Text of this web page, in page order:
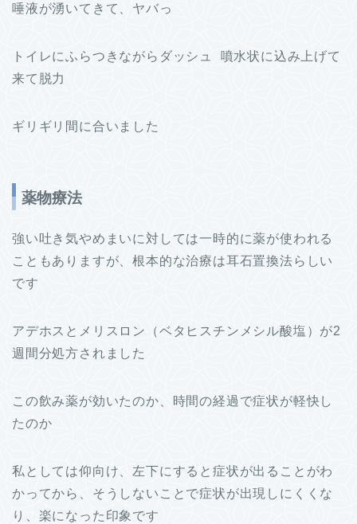
唾液が湧いてきて、ヤバっ
トイレにふらつきながらダッシュ 噴水状に込み上げて
来て脱力
ギリギリ間に合いました
薬物療法
強い吐き気やめまいに対しては一時的に薬が使われる
こともありますが、根本的な治療は耳石置換法らしい
です
アデホスとメリスロン（ベタヒスチンメシル酸塩）が2
週間分処方されました
この飲み薬が効いたのか、時間の経過で症状が軽快し
たのか
私としては仰向け、左下にすると症状が出ることがわ
かってから、そうしないことで症状が出現しにくくな
り、楽になった印象です